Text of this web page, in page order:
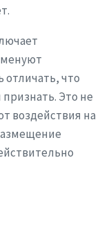
отличать, что
Это не
воздействия на